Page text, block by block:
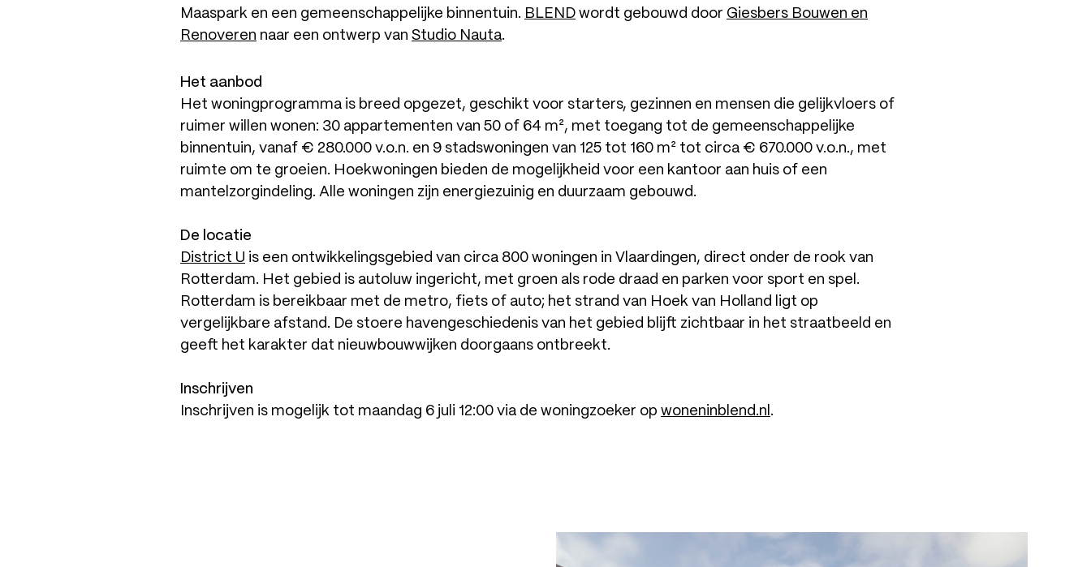
Maaspark en een gemeenschappelijke binnentuin. BLEND wordt gebouwd door Giesbers Bouwen en
Renoveren naar een ontwerp van Studio Nauta.
Het aanbod
Het woningprogramma is breed opgezet, geschikt voor starters, gezinnen en mensen die gelijkvloers of
ruimer willen wonen: 30 appartementen van 50 of 64 m², met toegang tot de gemeenschappelijke
binnentuin, vanaf € 280.000 v.o.n. en 9 stadswoningen van 125 tot 160 m² tot circa € 670.000 v.o.n., met
ruimte om te groeien. Hoekwoningen bieden de mogelijkheid voor een kantoor aan huis of een
mantelzorgindeling. Alle woningen zijn energiezuinig en duurzaam gebouwd.
De locatie
District U is een ontwikkelingsgebied van circa 800 woningen in Vlaardingen, direct onder de rook van
Rotterdam. Het gebied is autoluw ingericht, met groen als rode draad en parken voor sport en spel.
Rotterdam is bereikbaar met de metro, fiets of auto; het strand van Hoek van Holland ligt op
vergelijkbare afstand. De stoere havengeschiedenis van het gebied blijft zichtbaar in het straatbeeld en
geeft het karakter dat nieuwbouwwijken doorgaans ontbreekt.
Inschrijven
Inschrijven is mogelijk tot maandag 6 juli 12:00 via de woningzoeker op woneninblend.nl .